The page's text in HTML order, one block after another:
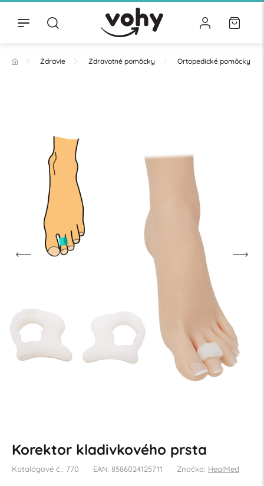
Zdravie Zdravotné pomôcky Ortopedické pomôcky
Korektor kladivkového prsta
Katalógové č.: 770 EAN: 8586024125711 Značka: HealMed